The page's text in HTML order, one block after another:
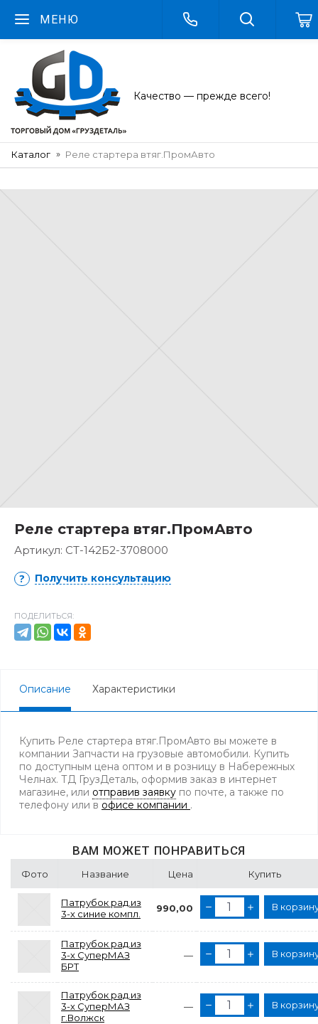
МЕНЮ
Качество — прежде всего!
Каталог Реле стартера втяг.ПромАвто
Реле стартера втяг.ПромАвто
Артикул: СТ-142Б2-3708000
Получить консультацию
ПОДЕЛИТЬСЯ:
Описание Характеристики
Купить Реле стартера втяг.ПромАвто вы можете в
компании Запчасти на грузовые автомобили. Купить
по доступным цена оптом и в розницу в Набережных
Челнах. ТД ГрузДеталь, оформив заказ в интернет
магазине, или отправив заявку по почте, а также по
телефону или в офисе компании .
ВАМ МОЖЕТ ПОНРАВИТЬСЯ
Фото Название Цена Купить
Патрубок рад.из
3-х синие компл.
990,00 В
Патрубок рад.из
3-х СуперМАЗ
БРТ
— В
Патрубок рад.из
3-х СуперМАЗ
г.Волжск
— В